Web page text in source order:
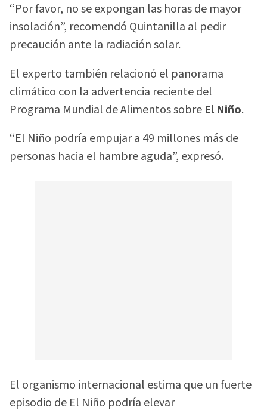
“Por favor, no se expongan las horas de mayor
insolación”, recomendó Quintanilla al pedir
precaución ante la radiación solar.
El experto también relacionó el panorama
climático con la advertencia reciente del
Programa Mundial de Alimentos sobre El Niño.
“El Niño podría empujar a 49 millones más de
personas hacia el hambre aguda”, expresó.
El organismo internacional estima que un fuerte
episodio de El Niño podría elevar